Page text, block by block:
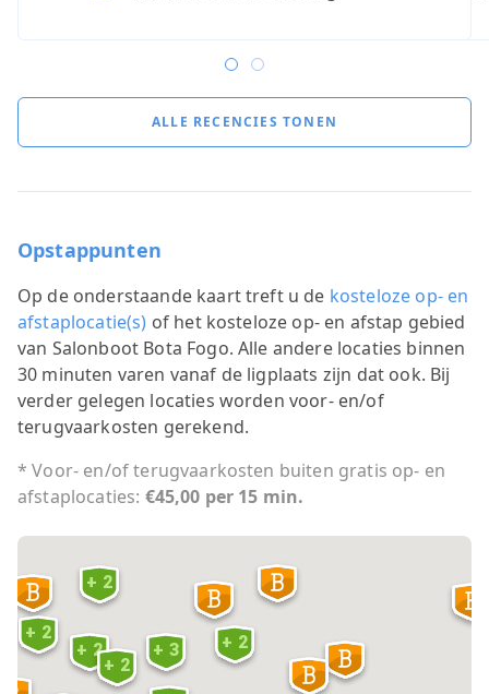
ALLE RECENCIES TONEN
Opstappunten
Op de onderstaande kaart treft u de kosteloze op- en
afstaplocatie(s) of het kosteloze op- en afstap gebied
van Salonboot Bota Fogo. Alle andere locaties binnen
30 minuten varen vanaf de ligplaats zijn dat ook. Bij
verder gelegen locaties worden voor- en/of
terugvaarkosten gerekend.
* Voor- en/of terugvaarkosten buiten gratis op- en
afstaplocaties: €45,00 per 15 min.
+ 2
+ 2
+ 3
+ 2
+ 2
+ 2